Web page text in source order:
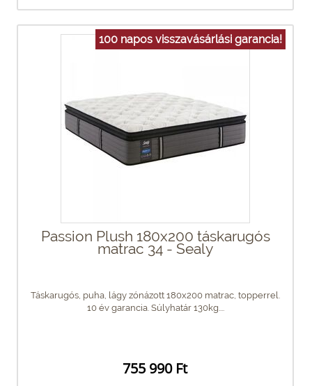
100 napos visszavásárlási garancia!
Passion Plush 180x200 táskarugós
matrac 34 - Sealy
Táskarugós, puha, lágy zónázott 180x200 matrac, topperrel.
10 év garancia. Súlyhatár 130kg....
755 990 Ft